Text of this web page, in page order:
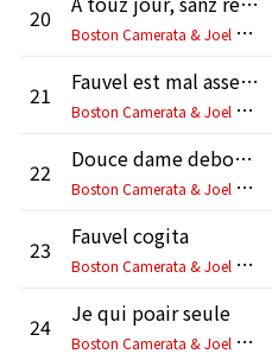
20
B
oston Camerata & Joel Cohen
21
Fauvel est mal assegné
B
oston Camerata & Joel Cohen
22
Douce dame debonaire
B
oston Camerata & Joel Cohen
23
Fauvel cogita
B
oston Camerata & Joel Cohen
24
Je qui poair seule
B
oston Camerata & Joel Cohen